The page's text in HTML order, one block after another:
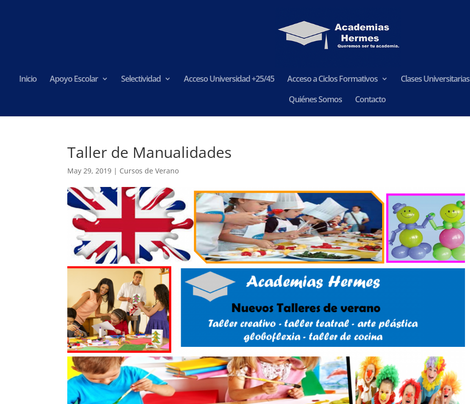
Inicio Apoyo Escolar Selectividad Acceso Universidad +25/45 Acceso a Ciclos Formativos Clases Universitarias
Quiénes Somos
Contacto
Taller de Manualidades
May 29, 2019 | Cursos de Verano